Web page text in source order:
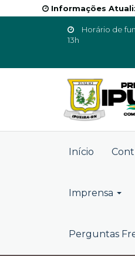
Informações
Horário de
13h
Início
Imprensa
Perguntas